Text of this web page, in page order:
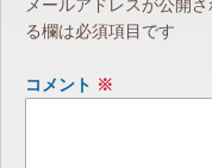
メールアドレスが公開さ
る欄は必須項目です
コメント ※